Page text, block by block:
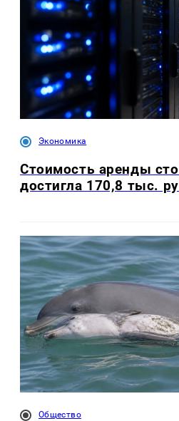
Экономика
Стоимость аренды
достигла 170,8 тыс.
Общество